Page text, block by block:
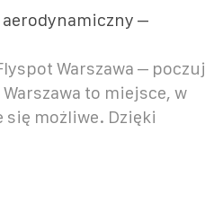
aerodynamiczny –
Warszawa – poczuj
to miejsce, w
możliwe. Dzięki